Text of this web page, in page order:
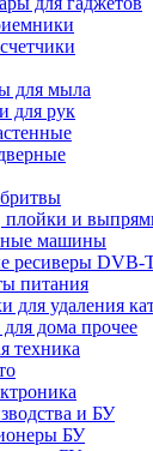
для мыла
для рук
и
машины
ресиверы DVB-
питания
для удаления
дома прочее
техника
и БУ
БУ